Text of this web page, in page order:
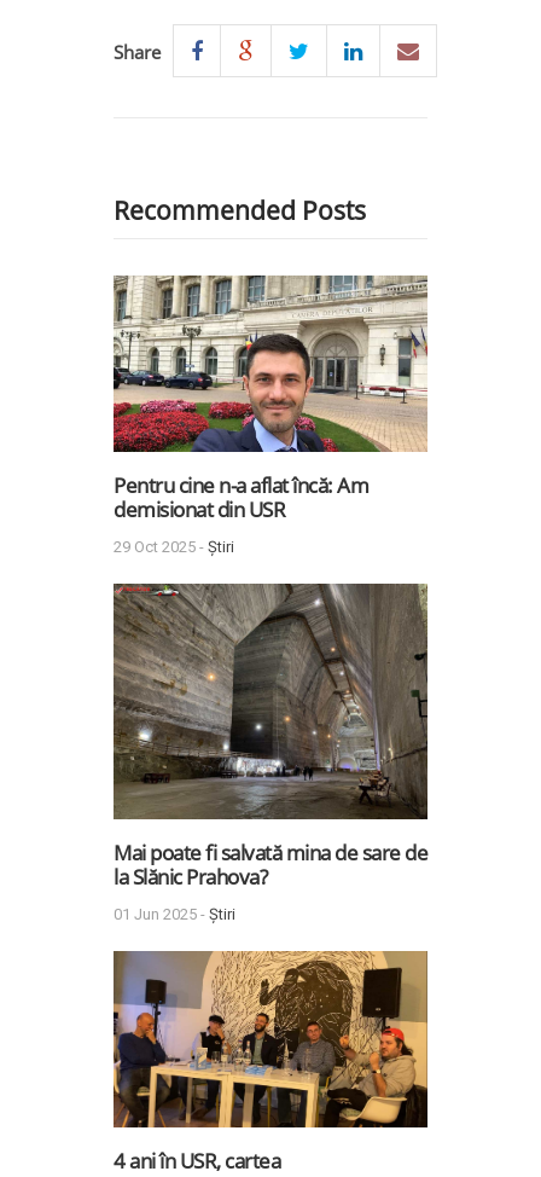
Share
Recommended Posts
Pentru cine n-a aflat încă: Am
demisionat din USR
29 Oct 2025 - Știri
Mai poate fi salvată mina de sare de
la Slănic Prahova?
01 Jun 2025 - Știri
4 ani în USR, cartea